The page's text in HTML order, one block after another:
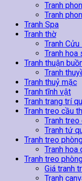
Tranh
Tranh
Tranh Spa
Tranh thờ
Tranh
Tranh
Tranh thuận
Tranh
Tranh thuỷ mặc
Tranh tĩnh vật
Tranh trang trí
Tranh treo cầu
Tranh
Tranh tứ
Tranh treo
Tranh hoa
Tranh treo
Giá tranh
Tranh